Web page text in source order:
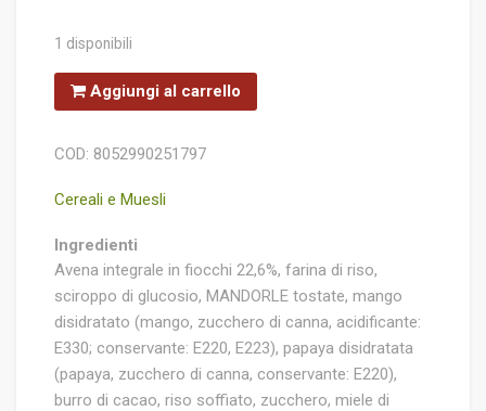
1 disponibili
Laboratorio
Graziosi
Muesli
e
Cioccolato
Aggiungi al carrello
COD: 8052990251797
Cereali e Muesli
Ingredienti
Avena integrale in fiocchi 22,6%, farina di riso,
sciroppo di glucosio, MANDORLE tostate, mango
disidratato (mango, zucchero di canna, acidificante:
E330; conservante: E220, E223), papaya disidratata
(papaya, zucchero di canna, conservante: E220),
burro di cacao, riso soffiato, zucchero, miele di